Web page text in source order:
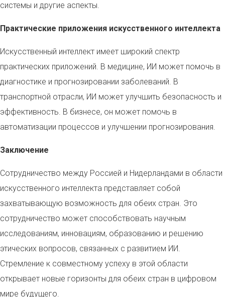
системы и другие аспекты.
Практические приложения искусственного интеллекта
Искусственный интеллект имеет широкий спектр
практических приложений. В медицине, ИИ может помочь в
диагностике и прогнозировании заболеваний. В
транспортной отрасли, ИИ может улучшить безопасность и
эффективность. В бизнесе, он может помочь в
автоматизации процессов и улучшении прогнозирования.
Заключение
Сотрудничество между Россией и Нидерландами в области
искусственного интеллекта представляет собой
захватывающую возможность для обеих стран. Это
сотрудничество может способствовать научным
исследованиям, инновациям, образованию и решению
этических вопросов, связанных с развитием ИИ.
Стремление к совместному успеху в этой области
открывает новые горизонты для обеих стран в цифровом
мире будущего.